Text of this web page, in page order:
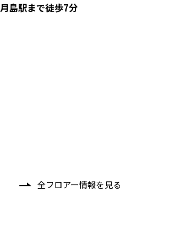
月島駅まで徒歩7分
全フロアー情報を見る